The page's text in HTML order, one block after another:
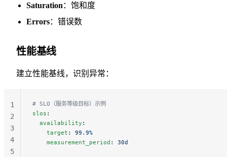
Saturation ：饱和度
Errors：错误数
性能基线
建立性能基线，识别异常：
# SLO（服务等级目标）示例
slos :
  availability
:
    target
: 99.9%
    measurement_period
: 30d
1
2
3
4
5